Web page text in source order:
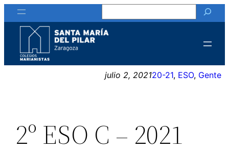
Saltar
al
contenido
julio 2, 202120-21, ESO, Gente
2º ESO C – 2021